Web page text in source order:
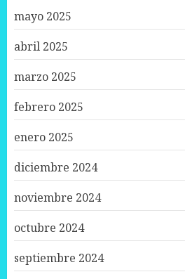
mayo 2025
abril 2025
marzo 2025
febrero 2025
enero 2025
diciembre 2024
noviembre 2024
octubre 2024
septiembre 2024